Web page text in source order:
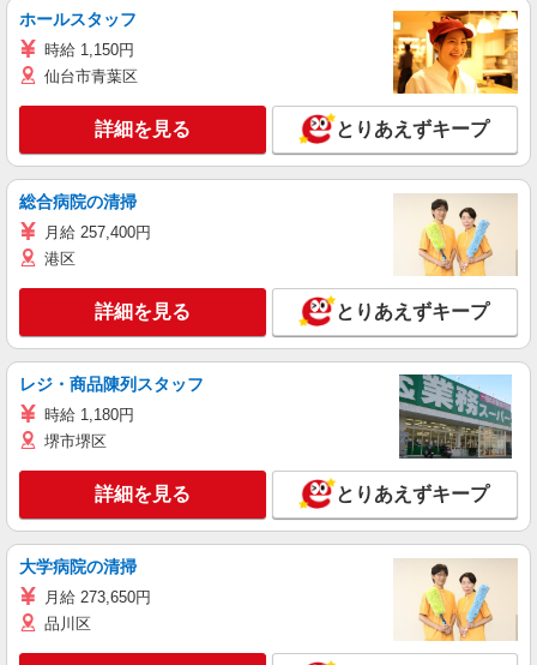
ホールスタッフ
時給 1,150円
仙台市青葉区
詳細を見る とりあえずキープ
総合病院の清掃
月給 257,400円
港区
詳細を見る とりあえずキープ
レジ・商品陳列スタッフ
時給 1,180円
堺市堺区
詳細を見る とりあえずキープ
大学病院の清掃
月給 273,650円
品川区